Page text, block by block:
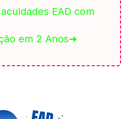
EAD com
em 2 Anos➜